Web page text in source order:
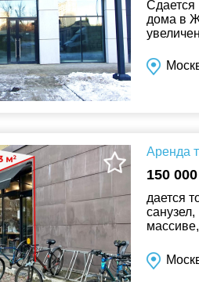
Сдается
дома в
Аренда
150
дается